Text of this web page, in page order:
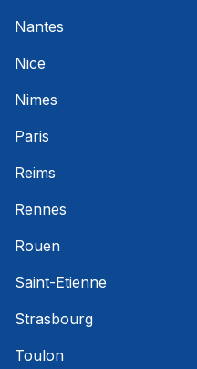
Nantes
Nice
Nimes
Paris
Reims
Rennes
Rouen
Saint-Etienne
Strasbourg
Toulon